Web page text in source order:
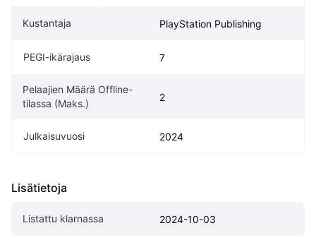
Kustantaja PlayStation Publishing
PEGI-ikärajaus 7
Pelaajien Määrä Offline-
tilassa (Maks.)
2
Julkaisuvuosi 2024
Lisätietoja
Listattu klarnassa 2024-10-03